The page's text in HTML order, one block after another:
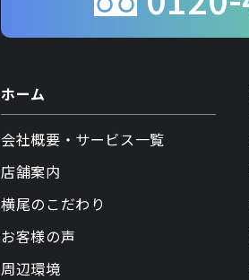
ホーム
会社概要・サービス一覧
店舗案内
横尾のこだわり
お客様の声
周辺環境